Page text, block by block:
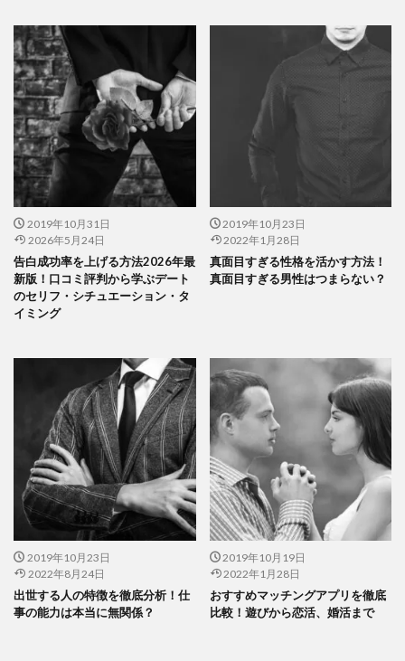
2019年10月31日
2026年5月24日
告白成功率を上げる方法2026年最
新版！口コミ評判から学ぶデート
のセリフ・シチュエーション・タ
イミング
2019年10月23日
2022年1月28日
真面目すぎる性格を活かす方法！
真面目すぎる男性はつまらない？
2019年10月23日
2022年8月24日
出世する人の特徴を徹底分析！仕
事の能力は本当に無関係？
2019年10月19日
2022年1月28日
おすすめマッチングアプリを徹底
比較！遊びから恋活、婚活まで